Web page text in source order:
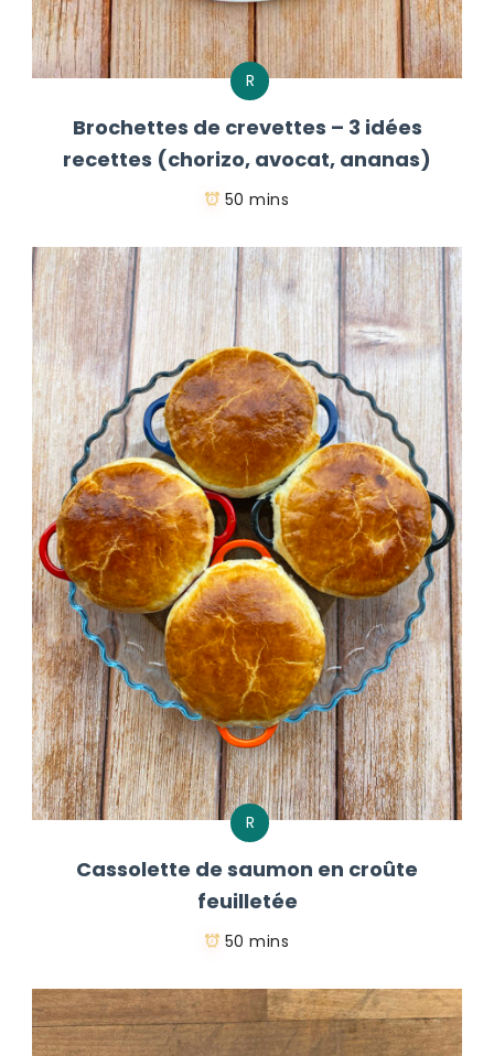
R
Brochettes de crevettes – 3 idées
recettes (chorizo, avocat, ananas)
50 mins
R
Cassolette de saumon en croûte
feuilletée
50 mins